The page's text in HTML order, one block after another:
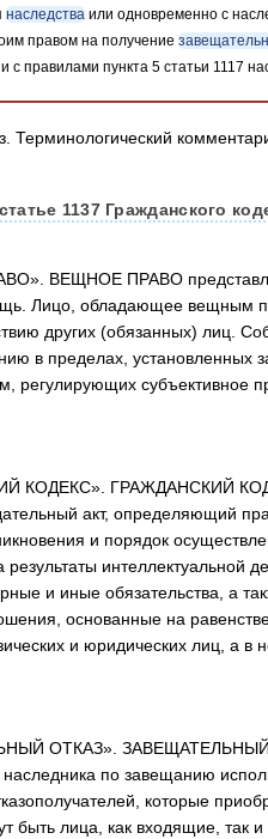
наследства или одновременно с
правом на получение
с правилами пункта 5 статьи 1117
1137 Гражданского
ВЕЩНОЕ ПРАВО
Лицо, обладающее вещным
других (обязанных) лиц.
в пределах, установленных
регулирующих субъективное
КОДЕКС». ГРАЖДАНСКИЙ
акт, определяющий
и порядок
интеллектуальной
и иные обязательства, а
основанные на
и юридических лиц, а в
ОТКАЗ». ЗАВЕЩАТЕЛЬНЫЙ
по завещанию
которые
быть лица, как входящие, так